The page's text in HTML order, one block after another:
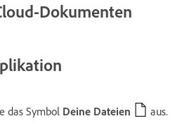
Dokumenten
das Symbol Deine Dateien aus.